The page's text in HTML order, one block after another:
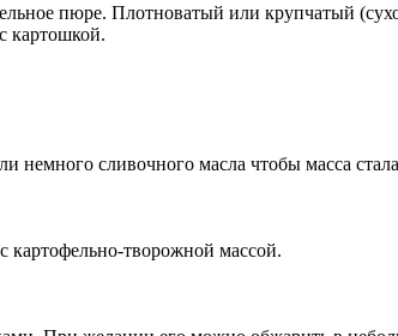
пюре. Плотноватый или крупчатый
картошкой.
сливочного масла чтобы масса
творожной массой.